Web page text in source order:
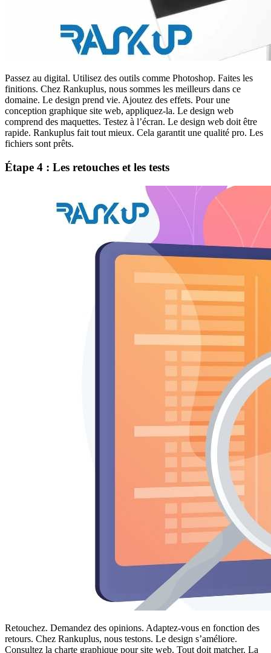
Passez au digital. Utilisez des outils comme Photoshop. Faites les
finitions. Chez Rankuplus, nous sommes les meilleurs dans ce
domaine. Le design prend vie. Ajoutez des effets. Pour une
conception graphique site web, appliquez-la. Le design web
comprend des maquettes. Testez à l’écran. Le design web doit être
rapide. Rankuplus fait tout mieux. Cela garantit une qualité pro. Les
fichiers sont prêts.
Étape 4 : Les retouches et les tests
Retouchez. Demandez des opinions. Adaptez-vous en fonction des
retours. Chez Rankuplus, nous testons. Le design s’améliore.
Consultez la charte graphique pour site web. Tout doit matcher. La